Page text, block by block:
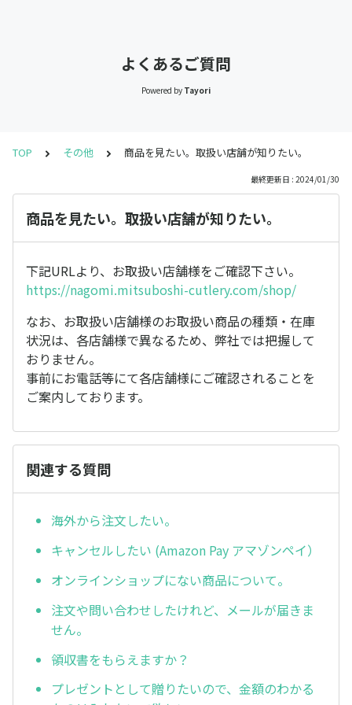
よくあるご質問
Powered by Tayori
TOP その他 商品を見たい。取扱い店舗が知りたい。
最終更新日 : 2024/01/30
商品を見たい。取扱い店舗が知りたい。
下記URLより、お取扱い店舗様をご確認下さい。
https://nagomi.mitsuboshi-cutlery.com/shop/
なお、お取扱い店舗様のお取扱い商品の種類・在庫
状況は、各店舗様で異なるため、弊社では把握して
おりません。
事前にお電話等にて各店舗様にご確認されることを
ご案内しております。
関連する質問
海外から注文したい。
キャンセルしたい (Amazon Pay アマゾンペイ）
オンラインショップにない商品について。
注文や問い合わせしたけれど、メールが届きま
せん。
領収書をもらえますか？
プレゼントとして贈りたいので、金額のわかる